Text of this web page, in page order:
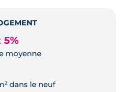
moyenne
dans le neuf